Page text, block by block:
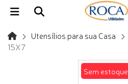
Utensílios para sua Casa
15X7
Sem estoque